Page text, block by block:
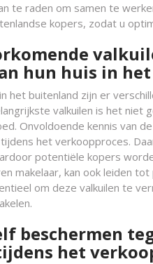
te raden om samen te
kopers, zodat u
hun huis in
het buitenland zijn er
valkuilen is het
Onvoldoende kennis van
het verkoopproces.
potentiële kopers
makelaar, kan ook leiden
om deze valkuilen te
beschermen
het